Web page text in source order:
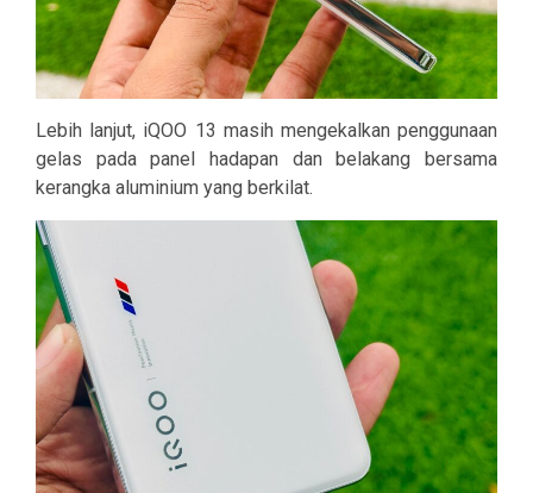
Lebih lanjut, iQOO 13 masih mengekalkan penggunaan
gelas pada panel hadapan dan belakang bersama
kerangka aluminium yang berkilat.